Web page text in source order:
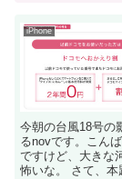
iPhone
今朝の台風18号の
るnovです。こん
ですけど、大きな
怖いな。 さて、